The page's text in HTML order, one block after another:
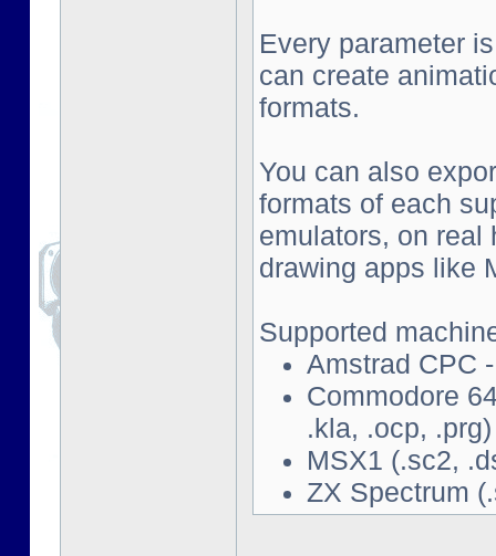
Every parameter
can create
formats.
You can also
formats of each
emulators, on real
drawing apps like
Supported
Amstrad CPC
Commodore
.kla, .ocp, .prg)
MSX1 (.sc2,
ZX Spectrum